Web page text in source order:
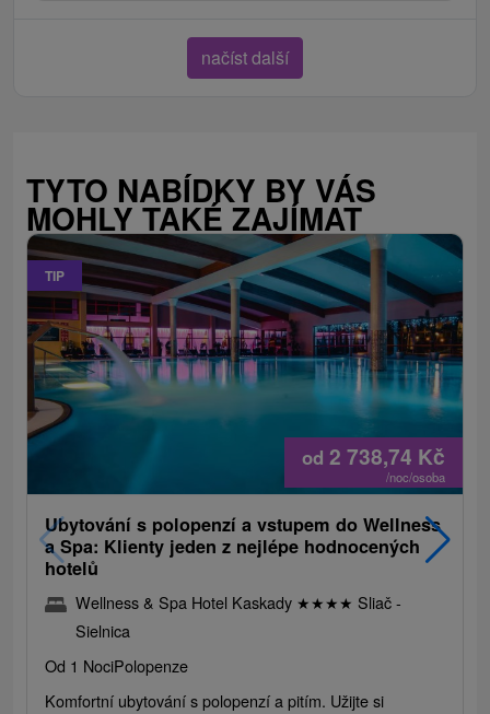
načíst další
TYTO NABÍDKY BY VÁS
MOHLY TAKÉ ZAJÍMAT
TIP
od 2 738,74 Kč
/noc/osoba
Ubytování s polopenzí a vstupem do Wellness
a Spa: Klienty jeden z nejlépe hodnocených
hotelů
Wellness & Spa Hotel Kaskady ★★★★ Sliač -
Sielnica
Od 1 NociPolopenze
Komfortní ubytování s polopenzí a pitím. Užijte si